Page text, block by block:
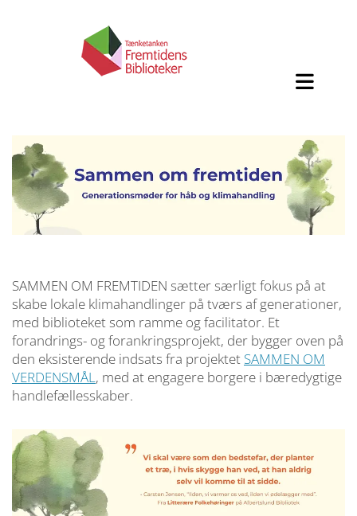
SAMMEN OM FREMTIDEN sætter særligt fokus på at
skabe lokale klimahandlinger på tværs af generationer,
med biblioteket som ramme og facilitator. Et
forandrings- og forankringsprojekt, der bygger oven på
den eksisterende indsats fra projektet SAMMEN OM
VERDENSMÅL, med at engagere borgere i bæredygtige
handlefællesskaber.